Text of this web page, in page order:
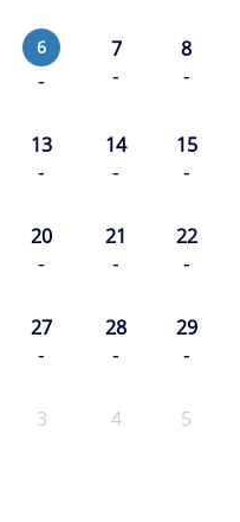
6
-
7
-
8
-
13
-
14
-
15
-
20
-
21
-
22
-
27
-
28
-
29
-
3 4 5